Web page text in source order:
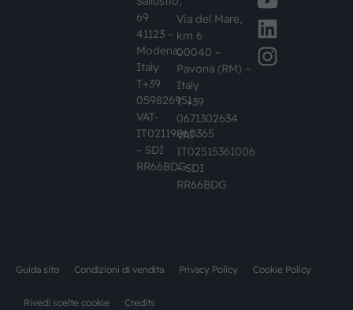
69
41123 –
Modena,
Italy
T+39
059826951
VAT-
IT02119860365
– SDI
RR66BDG
Via del Mare,
km 6
00040 –
Pavona (RM) –
Italy
T +39
0671302634
VAT-
IT02515361006
– SDI
RR66BDG
Guida sito Condizioni di vendita Privacy Policy Cookie Policy
Rivedi scelte cookie Credits